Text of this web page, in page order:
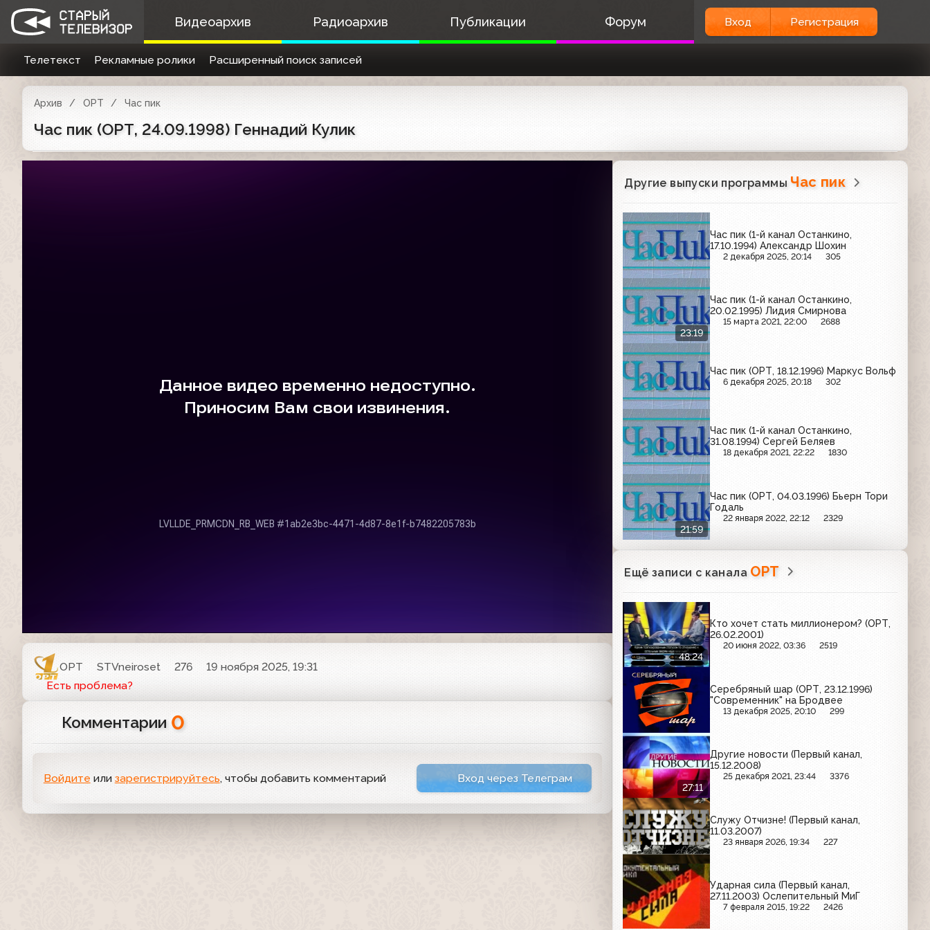
Видеоархив Радиоархив Публикации Форум Вход Регистрация
Телетекст Рекламные ролики Расширенный поиск записей
Архив ОРТ Час пик
Час пик (ОРТ, 24.09.1998) Геннадий Кулик
ОРТ STVneiroset 276
19 ноября 2025, 19:31
Есть проблема?
Комментарии 0
Войдите или зарегистрируйтесь, чтобы добавить комментарий Вход через Телеграм
Другие выпуски программы Час пик
Час пик (1-й канал Останкино,
17.10.1994) Александр Шохин
2 декабря 2025, 20:14 305
23:19
Час пик (1-й канал Останкино,
20.02.1995) Лидия Смирнова
15 марта 2021, 22:00 2688
Час пик (ОРТ, 18.12.1996) Маркус Вольф
6 декабря 2025, 20:18 302
Час пик (1-й канал Останкино,
31.08.1994) Сергей Беляев
18 декабря 2021, 22:22 1830
21:59
Час пик (ОРТ, 04.03.1996) Бьерн Тори
Годаль
22 января 2022, 22:12 2329
Ещё записи с канала ОРТ
48:24
Кто хочет стать миллионером? (ОРТ,
26.02.2001)
20 июня 2022, 03:36 2519
Серебряный шар (ОРТ, 23.12.1996)
"Современник" на Бродвее
13 декабря 2025, 20:10 299
27:11
Другие новости (Первый канал,
15.12.2008)
25 декабря 2021, 23:44 3376
Служу Отчизне! (Первый канал,
11.03.2007)
23 января 2026, 19:34 227
Ударная сила (Первый канал,
27.11.2003) Ослепительный МиГ
7 февраля 2015, 19:22 2426